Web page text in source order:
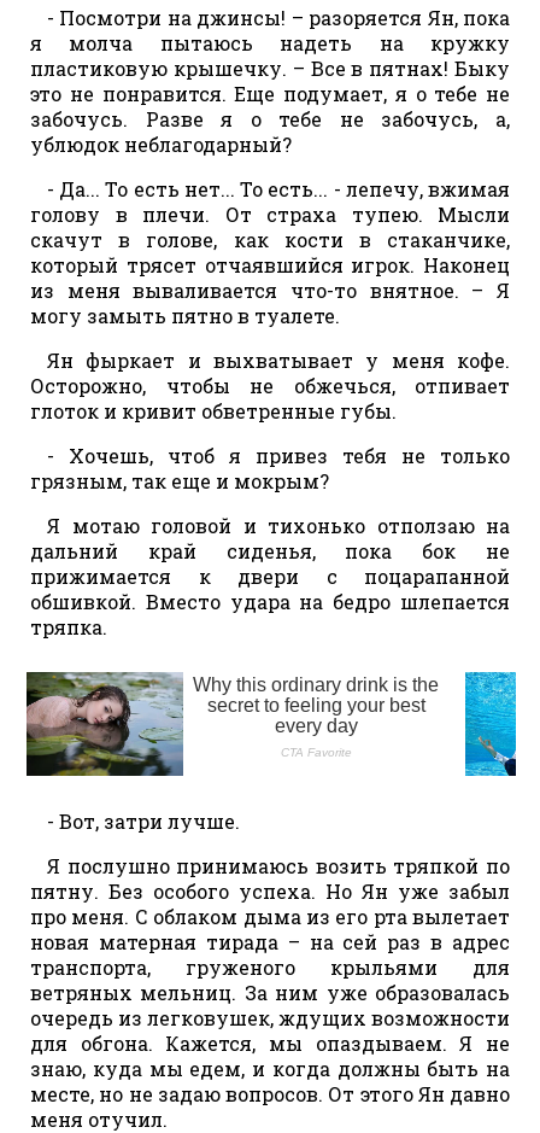
- Посмотри на джинсы! – разоряется Ян, пока
я молча пытаюсь надеть на кружку
пластиковую крышечку. – Все в пятнах! Быку
это не понравится. Еще подумает, я о тебе не
забочусь. Разве я о тебе не забочусь, а,
ублюдок неблагодарный?
- Да... То есть нет... То есть... - лепечу, вжимая
голову в плечи. От страха тупею. Мысли
скачут в голове, как кости в стаканчике,
который трясет отчаявшийся игрок. Наконец
из меня вываливается что-то внятное. – Я
могу замыть пятно в туалете.
Ян фыркает и выхватывает у меня кофе.
Осторожно, чтобы не обжечься, отпивает
глоток и кривит обветренные губы.
- Хочешь, чтоб я привез тебя не только
грязным, так еще и мокрым?
Я мотаю головой и тихонько отползаю на
дальний край сиденья, пока бок не
прижимается к двери с поцарапанной
обшивкой. Вместо удара на бедро шлепается
тряпка.
- Вот, затри лучше.
Я послушно принимаюсь возить тряпкой по
пятну. Без особого успеха. Но Ян уже забыл
про меня. С облаком дыма из его рта вылетает
новая матерная тирада – на сей раз в адрес
транспорта, груженого крыльями для
ветряных мельниц. За ним уже образовалась
очередь из легковушек, ждущих возможности
для обгона. Кажется, мы опаздываем. Я не
знаю, куда мы едем, и когда должны быть на
месте, но не задаю вопросов. От этого Ян давно
меня отучил.